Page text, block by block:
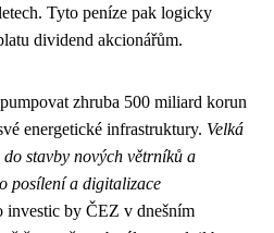
Tyto peníze pak logicky
dividend akcionářům.
zhruba 500 miliard korun
energetické infrastruktury. Velká
stavby nových větrníků a
posílení a digitalizace
investic by ČEZ v dnešním